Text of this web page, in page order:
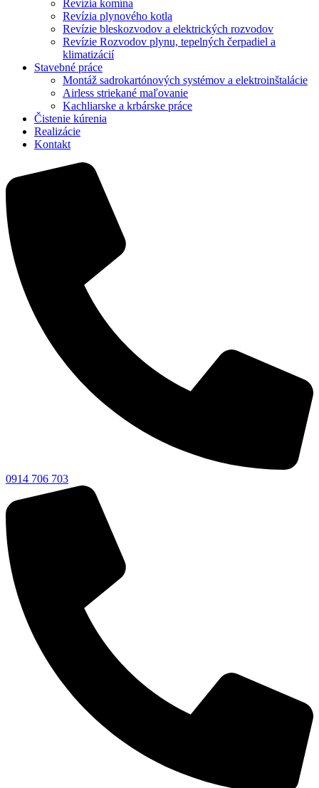
Revízia komína
Revízia plynového kotla
Revízie bleskozvodov a elektrických rozvodov
Revízie Rozvodov plynu, tepelných čerpadiel a
klimatizácií
Stavebné práce
Montáž sadrokartónových systémov a elektroinštalácie
Airless striekané maľovanie
Kachliarske a krbárske práce
Čistenie kúrenia
Realizácie
Kontakt
0914 706 703